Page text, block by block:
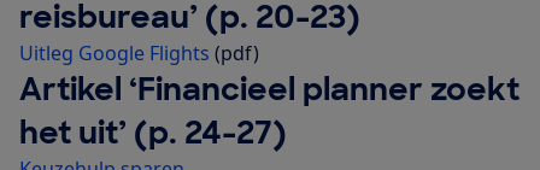
reisbureau’ (p. 20-23)
Uitleg Google Flights (pdf)
Artikel ‘Financieel planner zoekt
het uit’ (p. 24-27)